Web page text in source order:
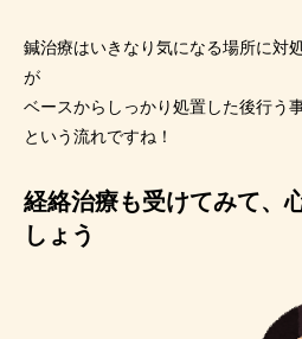
鍼治療はいきなり気になる場所に対
が
ベースからしっかり処置した後行う
という流れですね！
経絡治療も受けてみて、
しょう